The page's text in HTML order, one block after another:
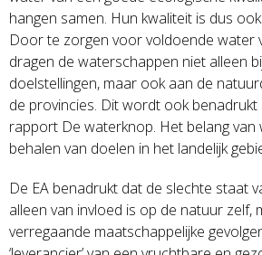
hangen samen. Hun kwaliteit is dus
Door te zorgen voor voldoende water
dragen de waterschappen niet alleen
doelstellingen, maar ook aan de
de provincies. Dit wordt ook benadrukt
rapport De waterknop. Het belang
behalen van doelen in het landelijk
De EA benadrukt dat de slechte staat
alleen van invloed is op de natuur zelf,
verregaande maatschappelijke